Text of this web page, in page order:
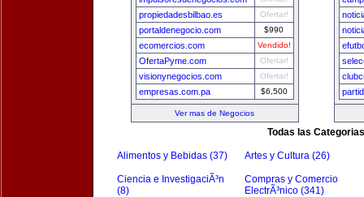
propiedadesbilbao.es Ofertar!
portaldenegocio.com $990
ecomercios.com Vendido!
OfertaPyme.com Ofertar!
visionynegocios.com Ofertar!
empresas.com.pa $6,500
Ver mas de Negocios
Todas las Categorias
Alimentos y Bebidas (37) Artes y Cultura (26)
Ciencia e InvestigaciÃ³n
(8)
Compras y Comercio
ElectrÃ³nico (341)